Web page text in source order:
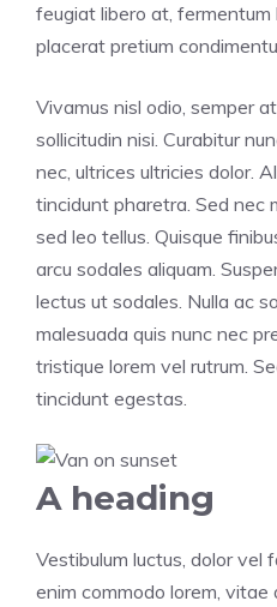
feugiat libero at, fermentum
placerat pretium
Vivamus nisl odio, semper
sollicitudin nisi. Curabitur
nec, ultrices ultricies dolor.
tincidunt pharetra. Sed nec
sed leo tellus. Quisque
arcu sodales aliquam.
lectus ut sodales. Nulla ac
malesuada quis nunc nec
tristique lorem vel rutrum.
tincidunt egestas.
A heading
Vestibulum luctus, dolor vel
enim commodo lorem,